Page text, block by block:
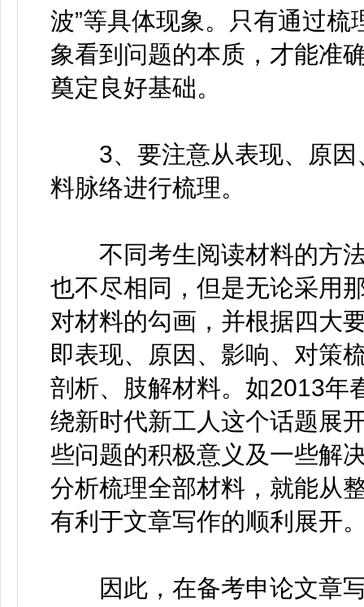
波”等具体现象。只有通过
象看到问题的本质，才能准
奠定良好基础。
3、要注意从表现、原因
料脉络进行梳理。
不同考生阅读材料的方法
也不尽相同，但是无论采用
对材料的勾画，并根据四大
即表现、原因、影响、对策
剖析、肢解材料。如2013年
绕新时代新工人这个话题展
些问题的积极意义及一些解
分析梳理全部材料，就能从
有利于文章写作的顺利展开
因此，在备考申论文章写